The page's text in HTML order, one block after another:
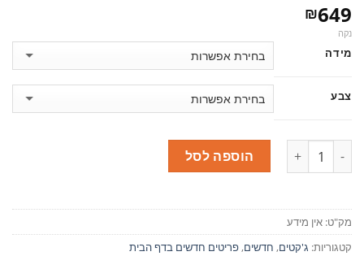
₪649
מידה
צבע
נקה
הוספה לסל
מק"ט: אין מידע
קטגוריות: ג'קטים, חדשים,פריטים חדשים בדף הבית